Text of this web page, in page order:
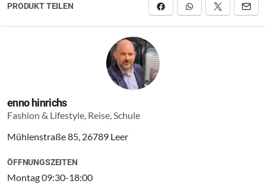
PRODUKT TEILEN
enno hinrichs
Fashion & Lifestyle, Reise, Schule
Mühlenstraße 85, 26789 Leer
ÖFFNUNGSZEITEN
Montag 09:30-18:00